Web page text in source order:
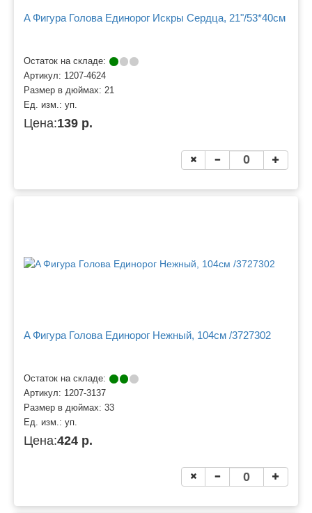
A Фигура Голова Единорог Искры Сердца, 21"/53*40см
Остаток на складе:
Артикул: 1207-4624
Размер в дюймах: 21
Ед. изм.: уп.
Цена:139 р.
A Фигура Голова Единорог Нежный, 104см /3727302
Остаток на складе:
Артикул: 1207-3137
Размер в дюймах: 33
Ед. изм.: уп.
Цена:424 р.